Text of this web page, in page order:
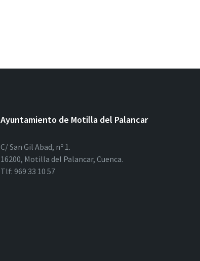
Ayuntamiento de Motilla del Palancar
C/ San Gil Abad, nº 1.
16200, Motilla del Palancar, Cuenca.
Tlf: 969 33 10 57